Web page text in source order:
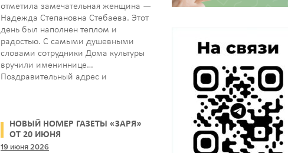
отметила замечательная женщина —
Надежда Степановна Стебаева. Этот
день был наполнен теплом и
радостью. С самыми душевными
словами сотрудники Дома культуры
вручили имениннице
Поздравительный адрес и
НОВЫЙ НОМЕР ГАЗЕТЫ «ЗАРЯ»
ОТ 20 ИЮНЯ
19 июня 2026